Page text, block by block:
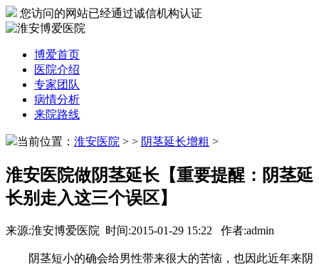
您访问的网站已经通过诚信机构认证
博爱首页
医院介绍
专家团队
病情分析
来院路线
当前位置： 淮安医院 > > 阴茎延长增粗 >
淮安医院做阴茎延长【重要提醒：阴茎延
长别走入这三个误区】
来源:淮安博爱医院 时间:2015-01-29 15:22 作者:admin
阴茎短小的确会给男性带来很大的苦恼，也因此近年来阴